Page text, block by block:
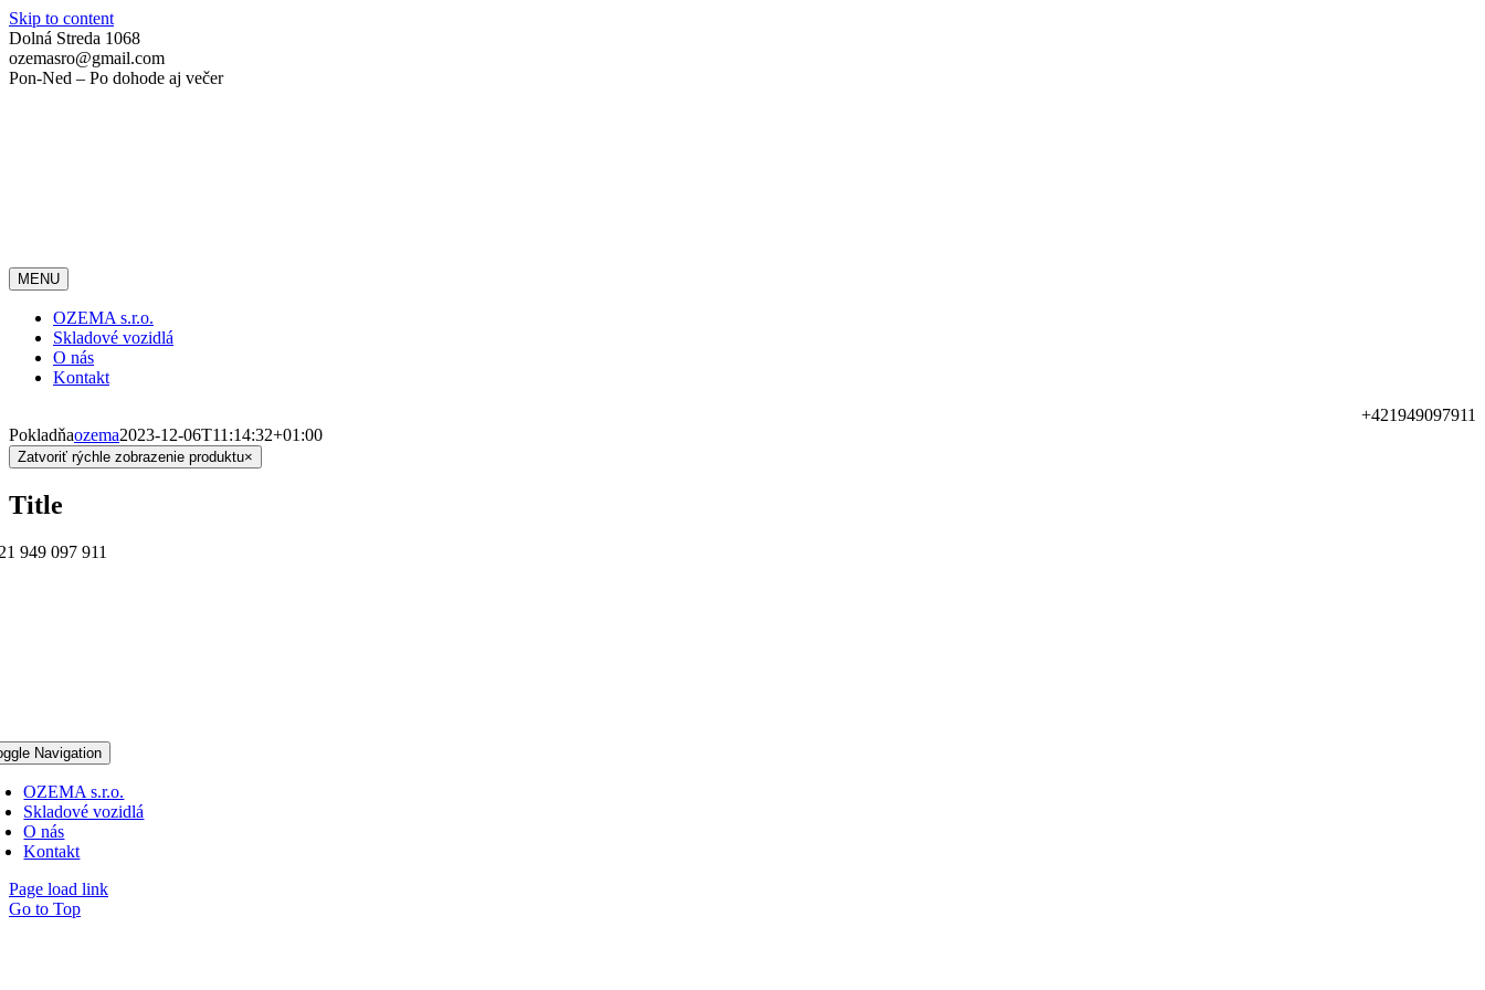
Skip to content
Dolná Streda 1068
ozemasro@gmail.com
Pon-Ned – Po dohode aj večer
MENU
OZEMA s.r.o.
Skladové vozidlá
O nás
Kontakt
+421949097911
Pokladňaozema2023-12-06T11:14:32+01:00
Zatvoriť rýchle zobrazenie produktu×
Title
949 097 911
Navigation
OZEMA s.r.o.
Skladové vozidlá
O nás
Kontakt
Page load link
Go to Top